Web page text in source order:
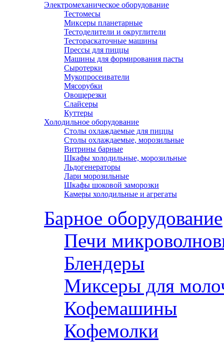
Электромеханическое оборудование
Тестомесы
Миксеры планетарные
Тестоделители и округлители
Тестораскаточные машины
Прессы для пиццы
Машины для формирования пасты
Сыротерки
Мукопросеиватели
Мясорубки
Овощерезки
Слайсеры
Куттеры
Холодильное оборудование
Столы охлаждаемые для пиццы
Столы охлаждаемые, морозильные
Витрины барные
Шкафы холодильные, морозильные
Льдогенераторы
Лари морозильные
Шкафы шоковой заморозки
Камеры холодильные и агрегаты
Барное оборудование
Печи
Блендеры
Миксеры для
Кофемашины
Кофемолки